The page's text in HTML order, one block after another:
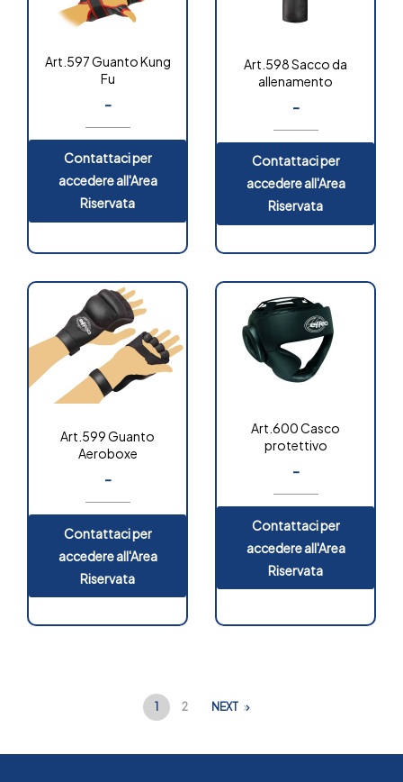
Art.597 Guanto Kung
Fu
-
Contattaci per
accedere all'Area
Riservata
Art.598 Sacco da
allenamento
-
Contattaci per
accedere all'Area
Riservata
Art.599 Guanto
Aeroboxe
-
Contattaci per
accedere all'Area
Riservata
Art.600 Casco
protettivo
-
Contattaci per
accedere all'Area
Riservata
1 2 NEXT